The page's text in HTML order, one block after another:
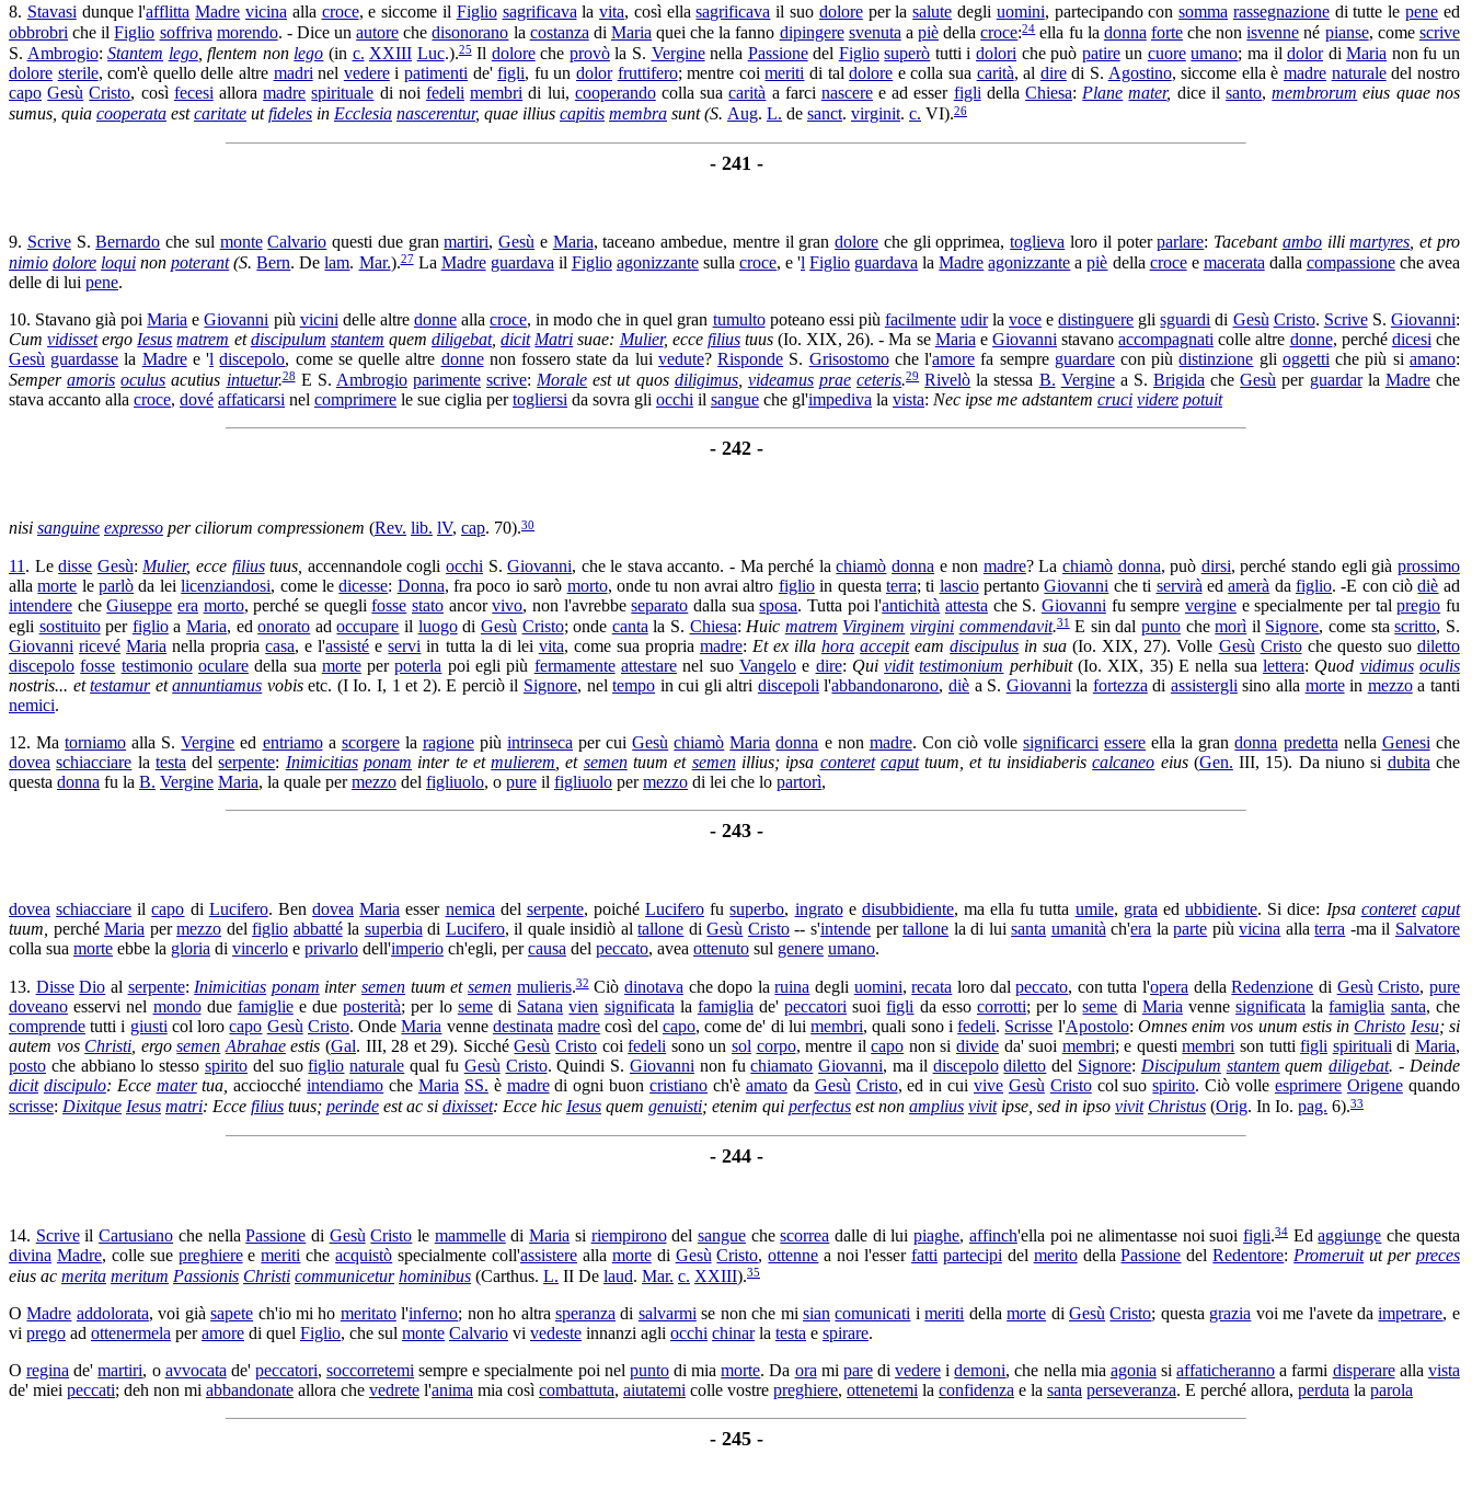
8. Stavasi dunque l'afflitta Madre vicina alla croce, e siccome il Figlio sagrificava lavita, così ellasagrificava il suo doloreper lasalute degli uomini, partecipandoconsomma rassegnazionedi tutte lepene ed
obbrobri che ilFiglio soffriva morendo. - Dice unautore chedisonorano la costanza di Maria quei che la fanno dipingere svenuta apiè dellacroce:24ella fu la donna forteche nonisvenne né pianse, come scrive
S. Ambrogio:Stantem lego,flentem non lego (in c. XXIII Luc.).25Il doloreche provòla S. Verginenella Passionedel Figlio superò tutti idolori che può patireun cuore umano; ma ildolordiMaria non fu un
dolore sterile, com'è quello delle altre madri nel vedereipatimenti de'figli, fu undolor fruttifero; mentre coimeriti di taldolore e colla sua carità, al diredi S. Agostino, siccome ella èmadre naturaledel nostro
capo Gesù Cristo, così fecesi alloramadre spirituale di noi fedeli membri di lui, cooperandocolla suacarità a farci nasceree ad esser figli dellaChiesa: Plane mater, dice ilsanto,membrorum eius quae nos
sumus, quia cooperata estcaritate utfideles in Ecclesia nascerentur, quae illius capitis membra sunt (S. Aug. L. de sanct. virginit. c. VI).26
- 241 -
9. ScriveS.Bernardo che sul monte Calvario questi due granmartiri,Gesù e Maria,taceano ambedue, mentre il grandolore che gliopprimea,toglieva loro il poterparlare: Tacebant amboillimartyres , et pro
nimio dolore loqui nonpoterant(S.Bern. Delam. Mar.).27La Madre guardava il Figlio agonizzantesulla croce, e 'l Figlio guardava laMadre agonizzante apiè della crocee macerata dalla compassioneche avea
delle di lui pene.
10. Stavano già poiMaria eGiovanni più vicini delle altre donnealla croce, in modo che in quel gran tumultopoteano essi più facilmente udirlavoce edistinguere glisguardi di Gesù Cristo. ScriveS. Giovanni:
Cumvidissetergo Iesus matrem etdiscipulum stantem quemdiligebat,dicit Matri suae: Mulier, ecce filiustuus(Io. XIX, 26). - Ma se Maria e Giovanni stavanoaccompagnati colle altre donne, perché dicesi che
Gesù guardasse la Madree 'l discepolo, come se quelle altre donnenon fossero state da lui vedute?Risponde S. Grisostomoche l'amore fa sempre guardarecon piùdistinzione gli oggetti che più si amano:
Semperamoris oculus acutius intuetur.28 E S. Ambrogio parimente scrive: Morale est ut quos diligimus, videamus prae ceteris.29 Rivelò la stessa B. Verginea S.Brigida cheGesù per guardarla Madreche
stava accanto alla croce, dové affaticarsi nel comprimere le sue ciglia pertogliersi da sovra gli occhi il sangue che gl'impediva la vista: Nec ipse me adstantem cruci videre potuit
- 242 -
nisi sanguine expresso perciliorum compressionem (Rev. lib. lV, cap. 70).30
11 . Ledisse Gesù: Mulier, ecce filiustuus, accennandolecogli occhi S.Giovanni, che le stava accanto. - Ma perché lachiamò donna e non madre? Lachiamò donna, può dirsi, perché stando egli già prossimo
allamorte leparlò da leilicenziandosi, come ledicesse: Donna, fra poco io sarò morto, onde tu non avrai altro figlioin questa terra; ti lasciopertantoGiovanni che ti servirà edamerà da figlio. -E con ciòdiè ad
intendere cheGiuseppe era morto, perché se queglifosse statoancorvivo, non l'avrebbeseparato dalla suasposa. Tutta poi l'antichità attesta che S. Giovanni fu sempre verginee specialmente per talpregio fu
egli sostituitoper figlioaMaria, edonorato adoccupare il luogodi Gesù Cristo; onde canta la S. Chiesa: Huic matrem Virginem virgini commendavit.31 E sin dalpunto chemorì il Signore, come stascritto, S.
Giovanni ricevé Maria nella propriacasa, e l'assisté eservi in tutta la di lei vita, come sua propria madre: Et ex illahora accepiteamdiscipulus in sua(Io. XIX, 27). Volle Gesù Cristoche questo suo diletto
discepolo fosse testimonio ocularedella sua morteperpoterla poi egli più fermamente attestare nel suo Vangeloe dire: Quividit testimonium perhibuit (Io. XIX, 35) E nella sua lettera: Quod vidimus oculis
nostris... ettestamuretannuntiamus vobisetc. (I Io. I, 1 et 2). E perciò il Signore, neltempo in cui gli altri discepoli l'abbandonarono, diè a S. Giovanni la fortezza di assistergli sino alla mortein mezzoa tanti
nemici.
12. Matorniamo alla S.Vergine ed entriamoa scorgerela ragionepiùintrinseca per cuiGesù chiamò Maria donna e non madre. Con ciò vollesignificarci essere ella la grandonna predetta nella Genesi che
dovea schiacciare la testa delserpente: Inimicitias ponam inter te etmulierem , et sementuum et semenillius; ipsa conteret caputtuum, et tu insidiaberis calcaneo eius (Gen. III, 15). Da niuno si dubita che
questa donna fu la B. Vergine Maria, la quale permezzo del figliuolo, o pure il figliuolo permezzo di lei che lo partorì,
- 243 -
dovea schiacciare ilcapo di Lucifero. Bendovea Maria esser nemica del serpente, poichéLucifero fusuperbo, ingratoe disubbidiente, ma ella fu tutta umile, grata edubbidiente. Si dice: Ipsa conteret caput
tuum, perchéMaria permezzo delfiglio abbattéla superbia di Lucifero, il qualeinsidiò altallone diGesù Cristo-- s'intende pertallone la di luisanta umanità ch'era laparte piùvicina allaterra -ma il Salvatore
colla sua morte ebbe la gloria di vincerlo e privarlo dell'imperio ch'egli, percausa del peccato, avea ottenuto sul genere umano.
13. Disse Dio al serpente: Inimicitias ponam intersemen tuum et semen mulieris.32Ciò dinotava che dopo laruina degli uomini,recata loro dalpeccato, con tutta l'opera dellaRedenzione di Gesù Cristo, pure
doveano esservi nel mondodue famigliee dueposterità; per lo semedi Satana vien significata la famiglia de'peccatori suoifigli da esso corrotti; per loseme di Maria vennesignificata lafamiglia santa, che
comprende tutti i giusti col lorocapo Gesù Cristo. OndeMaria venne destinata madre così del capo, come de' di luimembri, quali sono ifedeli. Scrisse l'Apostolo: Omnes enim vos unum estis in Christo Iesu; si
autem vos Christi , ergosemen Abrahaeestis(Gal. III, 28 et 29). SicchéGesù Cristo coifedeli sono un sol corpo, mentre ilcapo non si divideda' suoi membri; e questimembri son tuttifigli spirituali di Maria,
posto che abbiano lo stessospirito del suofiglio naturale qual fu Gesù Cristo. Quindi S. Giovanni non fuchiamato Giovanni, ma il discepolo diletto del Signore: Discipulum stantem quemdiligebat. - Deinde
dicit discipulo: Ecce matertua,acciocchéintendiamo che Maria SS. è madredi ogni buoncristiano ch'è amatoda Gesù Cristo, ed in cui vive Gesù Cristocol suospirito. Ciò volle esprimere Origenequando
scrisse: Dixitque Iesus matri: Ecce filius tuus; perinde est ac si dixisset: Ecce hic Iesus quem genuisti; etenim qui perfectus est non amplius vivitipse, sed in ipso vivit Christus (Orig. In Io. pag. 6).33
- 244 -
14. ScriveilCartusiano che nellaPassione di Gesù Cristo le mammellediMaria si riempironodel sanguechescorrea dalle di luipiaghe, affinch'ella poi ne alimentassenoi suoifigli.34 Edaggiunge che questa
divina Madre, colle sue preghiereemeriti cheacquistò specialmente coll'assisterealla mortedi Gesù Cristo,ottenne a noi l'esser fatti partecipi del meritodellaPassione delRedentore: Promeruitut per preces
eius ac merita meritum Passionis Christi communicetur hominibus (Carthus. L. II De laud. Mar. c. XXIII).35
OMadre addolorata, voi giàsapete ch'io mi ho meritatol'inferno; non ho altra speranza di salvarmi se non che mi sian comunicati imeriti dellamorte diGesù Cristo; questa grazia voi me l'avete daimpetrare, e
vi prego ad ottenermela peramore di quel Figlio, che sul monte Calvario vi vedeste innanzi agli occhi chinarla testa e spirare.
Oregina de'martiri, o avvocata de' peccatori,soccorretemi sempre e specialmente poi nel puntodi miamorte. Da ora mi paredivedere idemoni, che nella mia agonia siaffaticheranno a farmi disperarealla vista
de' miei peccati; deh non mi abbandonate allora che vedrete l'anima mia così combattuta, aiutatemi colle vostre preghiere, ottenetemi la confidenza e la santa perseveranza. E perché allora, perduta la parola
- 245 -